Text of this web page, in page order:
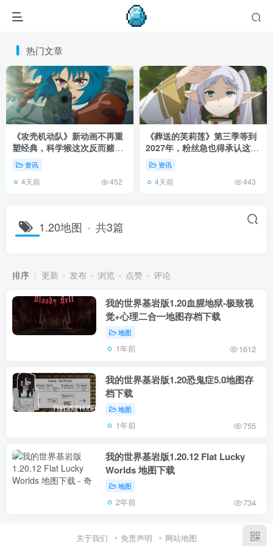
热门文章
《攻壳机动队》新动画不再重
塑经典，科学猴这次反而赌对
了！资讯
4天前 452
《葬送的芙莉莲》第三季等到
2027年，粉丝急也得承认这次
慢得有道理！
资讯
4天前 443
1.20地图 共3篇
排序 更新 发布 浏览 点赞 评论
我的世界基岩版1.20血腥地狱-极致视
觉+心理二合一地图存档下载
地图
1年前 1612
我的世界基岩版1.20恐鬼症5.0地图存
档下载
地图
1年前 755
我的世界基岩版1.20.12 Flat Lucky
Worlds 地图下载
地图
2年前 734
关于我们 免责声明 网站地图